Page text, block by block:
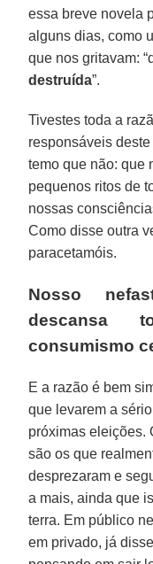
essa breve novela
alguns dias, como
que nos gritavam:
destruída”.
Tivestes toda a
responsáveis
temo que não: que
pequenos ritos de
nossas
Como disse outra
paracetamóis.
Nosso
descansa
consumismo
E a razão é bem
que levarem a
próximas eleições.
são os que
desprezaram e
a mais, ainda que
terra. Em público
em privado, já disse